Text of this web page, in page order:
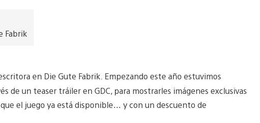
Fabrik
en Die Gute Fabrik. Empezando este año estuvimos
de un teaser tráiler en GDC, para mostrarles imágenes exclusivas
el juego ya está disponible… y con un descuento de